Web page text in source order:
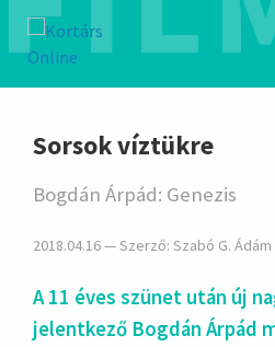
hirdetés
Sorsok víztükre
Bogdán Árpád: Genezis
2018.04.16 — Szerző: Szabó G. Ádám
A 11 éves szünet után új
jelentkező Bogdán Árpád